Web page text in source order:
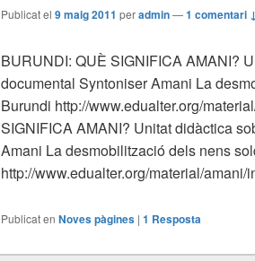
Publicat el 9 maig 2011 peradmin—1 comentari
BURUNDI: QUÈ SIGNIFICA AMANI?
documental Syntoniser Amani La
Burundi http://www.edualter.org/
SIGNIFICA AMANI? Unitat didàctica
Amani La desmobilització dels nens
http://www.edualter.org/material/amani/
Publicat en Noves pàgines | 1 Resposta